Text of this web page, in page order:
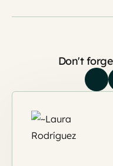
Don't